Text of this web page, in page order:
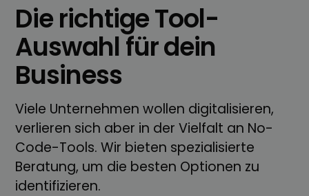
Die richtige Tool-
Auswahl für dein
Business
Viele Unternehmen wollen digitalisieren,
verlieren sich aber in der Vielfalt an No-
Code-Tools. Wir bieten spezialisierte
Beratung, um die besten Optionen zu
identifizieren.